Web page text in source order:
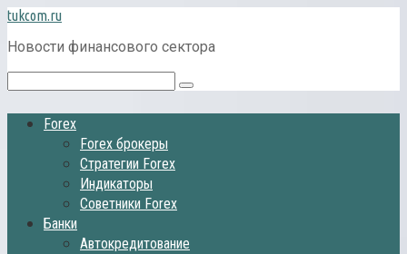
Перейти
к
контенту
tukcom.ru
Новости финансового сектора
Поиск:
Forex
Forex брокеры
Стратегии Forex
Индикаторы
Советники Forex
Банки
Автокредитование